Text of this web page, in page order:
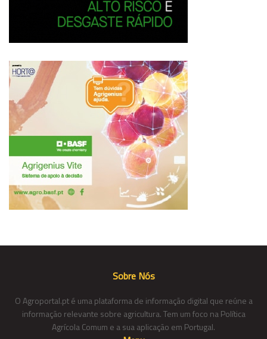
Sobre Nós
O Agroportal.pt é uma plataforma de informação digital que reúne a
informação relevante sobre agricultura. Tem um foco na Política
Agrícola Comum e a sua aplicação em Portugal.